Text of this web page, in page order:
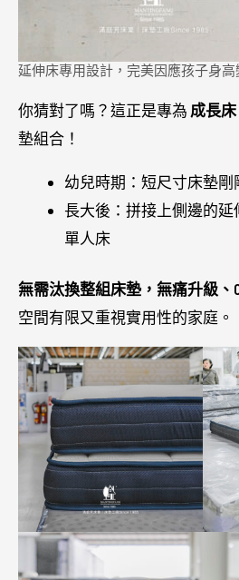
延伸床專用設計，完美因應孩子身高
你猜對了嗎？這正是專為 成長床
墊組合！
幼兒時期：短尺寸床墊剛
長大後：拼接上側邊的
單人床
無需汰換整組床墊，無痛升級、
空間有限又重視實用性的家庭。